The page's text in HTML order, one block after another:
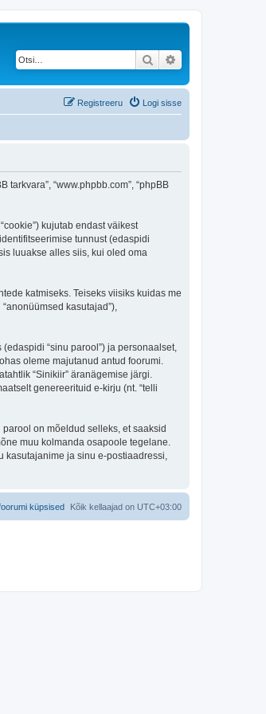
Otsi
Logi sisse
Registreeru
tarkvara”, “www.phpbb.com”, “phpBB
kujutab endast väikest
tunnust (edaspidi
luuakse alles siis, kui oled oma
katmiseks. Teiseks viisiks kuidas me
kasutajad”),
“sinu parool”) ja personaalset,
oleme majutanud antud foorumi.
“Sinikiir” äranägemise järgi.
genereerituid e-kirju (nt. “telli
on mõeldud selleks, et saaksid
muu kolmanda osapoole tegelane.
kasutajanime ja sinu e-postiaadressi,
Kõik kellaajad on UTC+03:00
küpsised